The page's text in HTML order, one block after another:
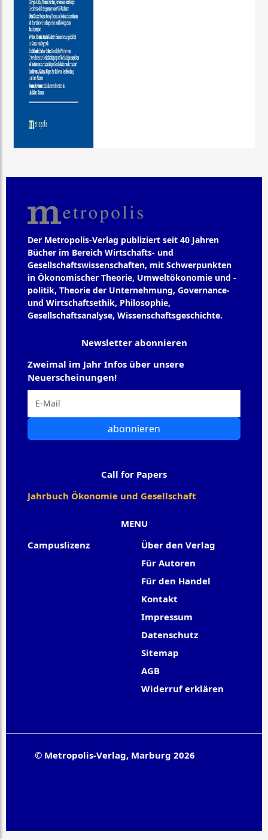
Der Metropolis-Verlag publiziert seit 40 Jahren
Bücher im Bereich Wirtschafts- und
Gesellschaftswissenschaften, mit Schwerpunkten
in Ökonomischer Theorie, Umweltökonomie und -
politik, Theorie der Unternehmung, Governance-
und Wirtschaftsethik, Philosophie,
Gesellschaftsanalyse, Wissenschaftsgeschichte.
MENU
Campuslizenz
Über den Verlag
Für Autoren
Für den Handel
Kontakt
Impressum
Datenschutz
Sitemap
AGB
Widerruf erklären
Newsletter abonnieren
Zweimal im Jahr Infos über unsere
Neuerscheinungen!
abonnieren
Call for Papers
Jahrbuch Ökonomie und Gesellschaft
© Metropolis-Verlag, Marburg 2026